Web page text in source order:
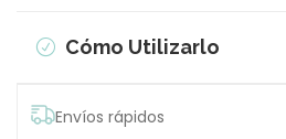
Cómo Utilizarlo
Envíos rápidos